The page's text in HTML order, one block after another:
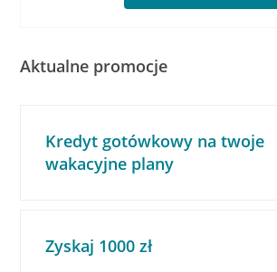
Aktualne promocje
Kredyt gotówkowy na twoje
wakacyjne plany
Zyskaj 1000 zł